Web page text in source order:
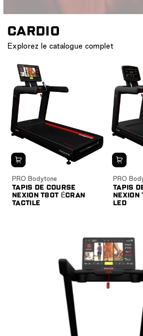
Explorez le catalogue complet
CARDIO
NEXION
CARDIO
CARDIO HIIT
PRO Bodytone
TAPIS DE COURSE
NEXION T80T ÉCRAN
TACTILE
PRO
TAPIS
NEXION
LED